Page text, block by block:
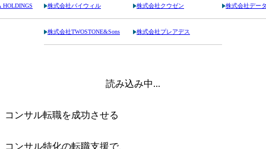
HOLDINGS 株式会社バイウィル 株式会社クウゼン 株式会社デー
株式会社TWOSTONE&Sons 株式会社プレアデス
読み込み中...
コンサル転職を成功させる
コンサル特化の転職支援で、